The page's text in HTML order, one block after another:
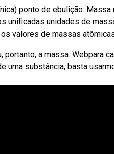
ponto de ebulição:
unificadas unidades de
valores de massas
a massa. Webpara
uma substância, basta